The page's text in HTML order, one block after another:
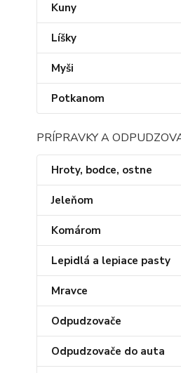
Kuny
Líšky
Myši
Potkanom
PRÍPRAVKY A
Hroty, bodce, ostne
Jeleňom
Komárom
Lepidlá a lepiace pasty
Mravce
Odpudzovače
Odpudzovače do auta